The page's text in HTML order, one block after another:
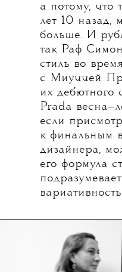
а потому, что
лет 10 назад,
больше. И
так Раф
стиль во
с Миуччей
их дебютного
Prada
если
к финальным
дизайнера,
его формула